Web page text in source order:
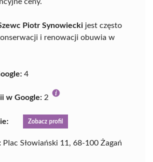
ceny.
Piotr Synowiecki jest często
i renowacji obuwia w
4
w Google: 2
Zobacz profil
Plac Słowiański 11, 68-100 Żagań